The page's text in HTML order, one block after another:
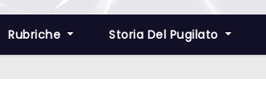
Rubriche Storia Del Pugilato